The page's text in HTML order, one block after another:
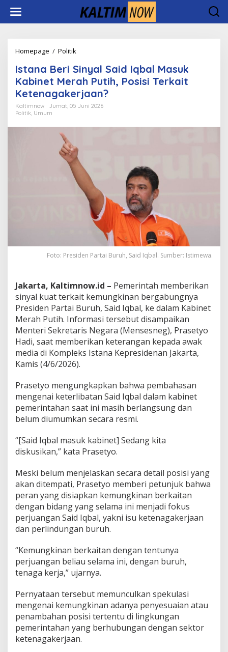
konten
Homepage / Politik
Sinyal
Said
Iqbal
Masuk
Kabinet
Ketenagakerjaan?
Istana Beri Sinyal Said Iqbal Masuk
Kabinet Merah Putih, Posisi Terkait
Ketenagakerjaan?
Kaltimnow
Jumat, 05 Juni 2026
Politik, Umum
Foto: Presiden Partai Buruh, Said Iqbal. Sumber: Istimewa.
Jakarta, Kaltimnow.id – Pemerintah memberikan
sinyal kuat terkait kemungkinan bergabungnya
Presiden Partai Buruh, Said Iqbal, ke dalam Kabinet
Merah Putih. Informasi tersebut disampaikan
Menteri Sekretaris Negara (Mensesneg), Prasetyo
Hadi, saat memberikan keterangan kepada awak
media di Kompleks Istana Kepresidenan Jakarta,
Kamis (4/6/2026).
Prasetyo mengungkapkan bahwa pembahasan
mengenai keterlibatan Said Iqbal dalam kabinet
pemerintahan saat ini masih berlangsung dan
belum diumumkan secara resmi.
“[Said Iqbal masuk kabinet] Sedang kita
diskusikan,” kata Prasetyo.
Meski belum menjelaskan secara detail posisi yang
akan ditempati, Prasetyo memberi petunjuk bahwa
peran yang disiapkan kemungkinan berkaitan
dengan bidang yang selama ini menjadi fokus
perjuangan Said Iqbal, yakni isu ketenagakerjaan
dan perlindungan buruh.
“Kemungkinan berkaitan dengan tentunya
perjuangan beliau selama ini, dengan buruh,
tenaga kerja,” ujarnya.
Pernyataan tersebut memunculkan spekulasi
mengenai kemungkinan adanya penyesuaian atau
penambahan posisi tertentu di lingkungan
pemerintahan yang berhubungan dengan sektor
ketenagakerjaan.